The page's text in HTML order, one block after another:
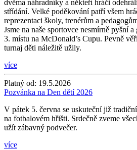
dvěma náhradníky a někteří hráči
střídání. Velké poděkování patří všem
reprezentaci školy, trenérům a
Jsme na naše sportovce nesmírně pyšní
3. místu na McDonald’s Cupu. Pevně
turnaj děti náležitě užily.
více
Platný od: 19.5.2026
Pozvánka na Den dětí 2026
V pátek 5. června se uskuteční již
na fotbalovém hřišti. Srdečně zveme
užít zábavný podvečer.
více